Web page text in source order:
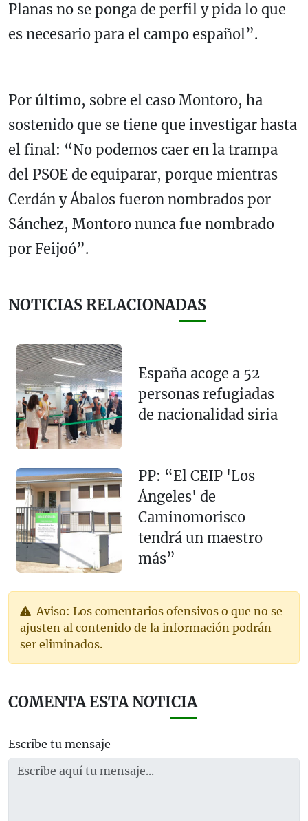
Planas no se ponga de perfil y pida lo que
es necesario para el campo español”.
Por último, sobre el caso Montoro, ha
sostenido que se tiene que investigar hasta
el final: “No podemos caer en la trampa
del PSOE de equiparar, porque mientras
Cerdán y Ábalos fueron nombrados por
Sánchez, Montoro nunca fue nombrado
por Feijoó”.
NOTICIAS RELACIONADAS
España acoge a 52
personas refugiadas
de nacionalidad siria
PP: “El CEIP 'Los
Ángeles' de
Caminomorisco
tendrá un maestro
más”
Aviso: Los comentarios ofensivos o que no se
ajusten al contenido de la información podrán
ser eliminados.
COMENTA ESTA NOTICIA
Escribe tu mensaje